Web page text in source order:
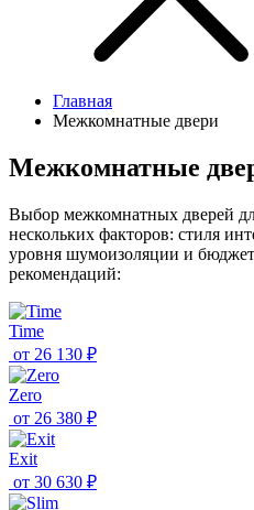
Главная
Межкомнатные двери
Межкомнатные
Выбор межкомнатных дверей
нескольких факторов: стиля
уровня шумоизоляции и
рекомендаций:
Time
от 26 130 ₽
Zero
от 26 380 ₽
Exit
от 30 630 ₽